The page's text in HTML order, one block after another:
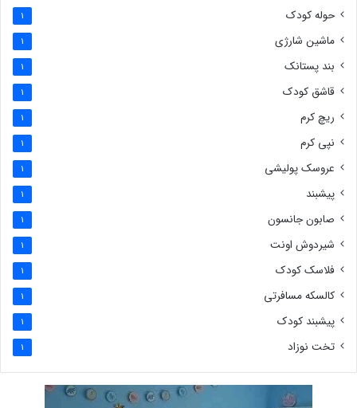
حوله کودک 1
ماشین شارژی 1
بند پستانک 1
قاشق کودک 1
ریچ کرم 1
نپی کرم 1
عروسک پولیشی 1
پیشبند 1
صابون جانسون 1
شیردوش اونت 1
فلاسک کودک 1
کالسکه مسافرتی 1
پیشبند کودک 1
تخت نوزاد 1